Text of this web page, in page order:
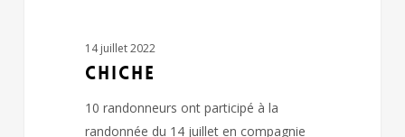
14 juillet 2022
CHICHE
10 randonneurs ont participé à la
randonnée du 14 juillet en compagnie